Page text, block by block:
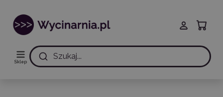
Sklep
Szukaj...